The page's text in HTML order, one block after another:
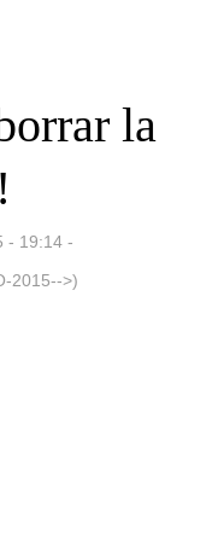
la
- 19:14 -
2015-->)